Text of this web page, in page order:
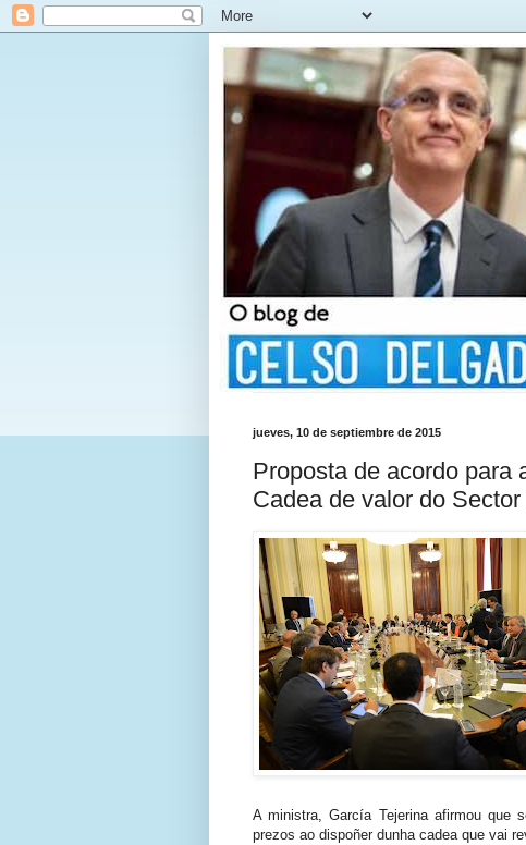
jueves, 10 de septiembre de 2015
Proposta de acordo para
Cadea de valor do
A ministra, García Tejerina afirmou que
prezos ao dispoñer dunha cadea que vai